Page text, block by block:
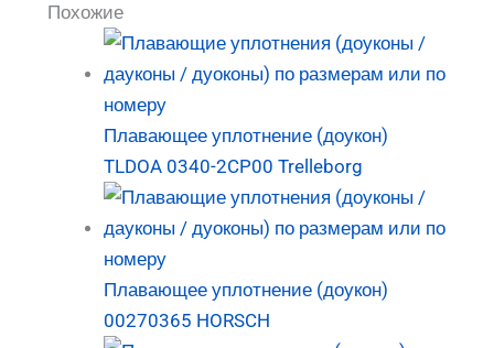
Похожие
Плавающее уплотнение (доукон)
TLDOA 0340-2CP00 Trelleborg
Плавающее уплотнение (доукон)
00270365 HORSCH